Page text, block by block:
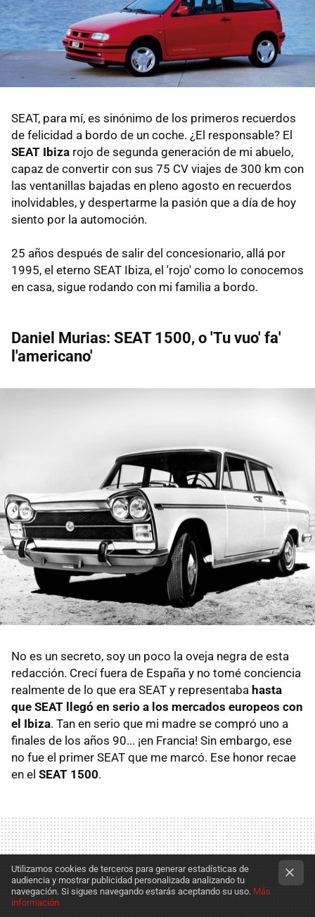
SEAT, para mí, es sinónimo de los primeros recuerdos
de felicidad a bordo de un coche. ¿El responsable? El
SEAT Ibiza rojo de segunda generación de mi abuelo,
capaz de convertir con sus 75 CV viajes de 300 km con
las ventanillas bajadas en pleno agosto en recuerdos
inolvidables, y despertarme la pasión que a día de hoy
siento por la automoción.
25 años después de salir del concesionario, allá por
1995, el eterno SEAT Ibiza, el 'rojo' como lo conocemos
en casa, sigue rodando con mi familia a bordo.
Daniel Murias: SEAT 1500, o 'Tu vuo' fa'
l'americano'
No es un secreto, soy un poco la oveja negra de esta
redacción. Crecí fuera de España y no tomé conciencia
realmente de lo que era SEAT y representaba hasta
que SEAT llegó en serio a los mercados europeos con
el Ibiza. Tan en serio que mi madre se compró uno a
finales de los años 90... ¡en Francia! Sin embargo, ese
no fue el primer SEAT que me marcó. Ese honor recae
en el SEAT 1500.
Utilizamos cookies de terceros para generar estadísticas de
audiencia y mostrar publicidad personalizada analizando tu
navegación. Si sigues navegando estarás aceptando su uso. Más
información